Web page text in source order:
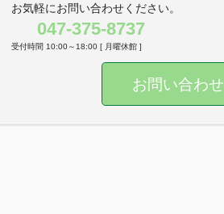
お気軽にお問い合わせください。
047-375-8737
受付時間 10:00～18:00 [ 月曜休館 ]
お問い合わせ